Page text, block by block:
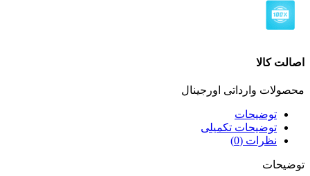
کالا
وارداتی اورجینال
توضیحات
توضیحات تکمیلی
نظرات (0)